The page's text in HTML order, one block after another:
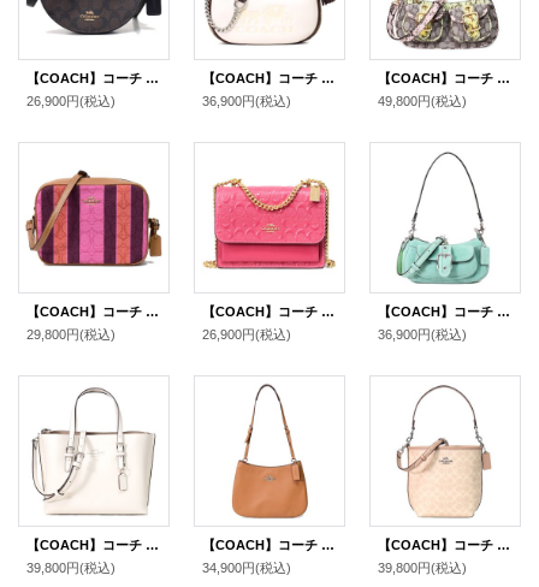
【COACH】コーチ コーティングキャンバス スムースレザー 三日月 ハーフムーン シグネチャー エレン クロスボディ 斜め掛け ショルダーバッグ ブラウン×ブラック（日本未発売）
26,900円(税込)
【COACH】コーチ ハンドバッグ ペブルレザー シグネチャー カルメン ミニ 2way チェーン クロスボディ 斜め掛け ショルダーバッグ チャークマルチ（日本未発売）
36,900円(税込)
【COACH】コーチ バッグ パイソン ジャガード レザー シグネチャー スネーク アシュトン バゲット 2way クロスボディ 斜め掛け ショルダー ハンドバッグ オークマルチ（日本未発売）
49,800円(税込)
【COACH】コーチ ジャガード スムースレザー シグネチャー ストライプ ミニ カメラバッグ クロスボディ 斜め掛け ショルダーバッグ ピンク×バーガンディーマルチ（日本未発売）
29,800円(税込)
【COACH】コーチ レザー シグネチャー 型押し クレア チェーン クロスボディ 2way 斜め掛け ショルダー バッグ ストロベリーヘイズ（日本未発売）
26,900円(税込)
【COACH】コーチ バッグ スエード レザー ミニ アシュトン 2way クロスボディ 斜め掛け ショルダー ハンドバッグ ミント（日本未発売）
36,900円(税込)
【COACH】コーチ バッグ トート レザー モリー 25 ロゴ 2WAY クロスボディ 斜め掛け ショルダー ハンドバッグ チャーク（日本未発売）
39,800円(税込)
【COACH】コーチ スムースレザー ペネロペ ロゴ ショルダー ハンドバッグ ライトサドル(日本未発売）
34,900円(税込)
【COACH】コーチ バッグ バケツ型 コーティングキャンバス レザー シグネチャー シティ バケット ロゴ 2way レザー クロスボディ 斜め掛け ショルダー ハンドバッグ サンド×トープ（日本未発売）
39,800円(税込)